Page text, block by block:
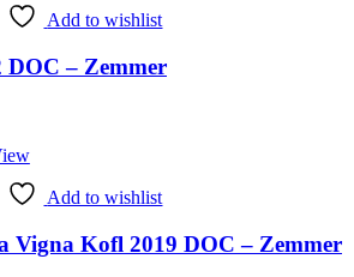
Add to wishlist
– Zemmer
Add to wishlist
Vigna Kofl 2019 DOC – Zemmer